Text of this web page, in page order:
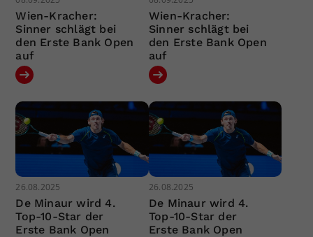
Wien-Kracher:
Sinner schlägt bei
den Erste Bank Open
auf
Wien-Kracher:
Sinner schlägt bei
den Erste Bank Open
auf
26.08.2025
De Minaur wird 4.
Top-10-Star der
Erste Bank Open
26.08.2025
De Minaur wird 4.
Top-10-Star der
Erste Bank Open